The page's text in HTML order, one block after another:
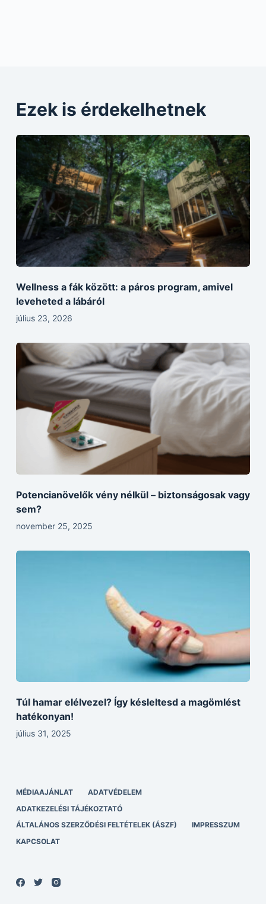
Ezek is érdekelhetnek
Wellness a fák között: a páros program, amivel
leveheted a lábáról
július 23, 2026
Potencianövelők vény nélkül – biztonságosak vagy
sem?
november 25, 2025
Túl hamar elélvezel? Így késleltesd a magömlést
hatékonyan!
július 31, 2025
MÉDIAAJÁNLAT
ADATVÉDELEM
ADATKEZELÉSI TÁJÉKOZTATÓ
ÁLTALÁNOS SZERZŐDÉSI FELTÉTELEK (ÁSZF)
IMPRESSZUM
KAPCSOLAT